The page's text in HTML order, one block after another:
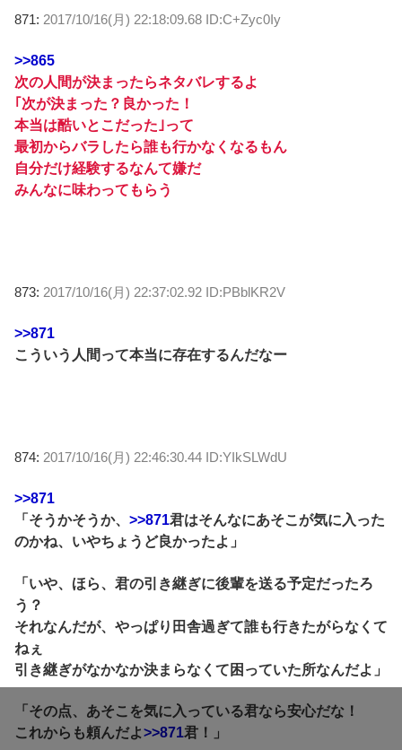
871: 2017/10/16(月) 22:18:09.68 ID:C+Zyc0Iy
>>865
次の人間が決まったらネタバレするよ
｢次が決まった？良かった！
本当は酷いとこだった｣って
最初からバラしたら誰も行かなくなるもん
自分だけ経験するなんて嫌だ
みんなに味わってもらう
873: 2017/10/16(月) 22:37:02.92 ID:PBblKR2V
>>871
こういう人間って本当に存在するんだなー
874: 2017/10/16(月) 22:46:30.44 ID:YIkSLWdU
>>871
「そうかそうか、 >>871君はそんなにあそこが気に入った
のかね、いやちょうど良かったよ」
「いや、ほら、君の引き継ぎに後輩を送る予定だったろ
う？
それなんだが、やっぱり田舎過ぎて誰も行きたがらなくて
ねぇ
引き継ぎがなかなか決まらなくて困っていた所なんだよ」
「その点、あそこを気に入っている君なら安心だな！
これからも頼んだよ>>871君！」